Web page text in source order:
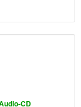
CD